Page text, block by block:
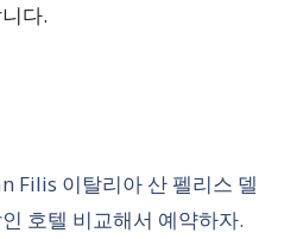
다.
Filis 이탈리아 산 펠리스 델
호텔 비교해서 예약하자.